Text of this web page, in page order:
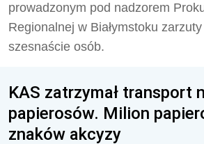
prowadzonym pod nadzorem
Regionalnej w Białymstoku zarzuty
szesnaście osób.
KAS zatrzymał transport
papierosów. Milion
znaków akcyzy